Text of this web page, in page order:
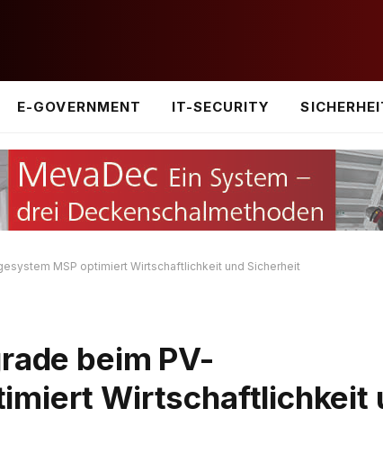
E-GOVERNMENT IT-SECURITY
MSP optimiert Wirtschaftlichkeit und Sicherheit
beim PV-
Wirtschaftlichkeit